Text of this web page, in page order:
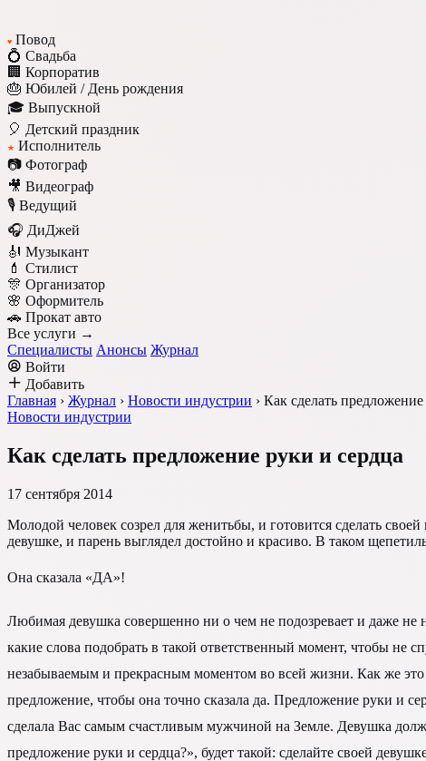
♥ Повод
💍 Свадьба
🏢 Корпоратив
🎂 Юбилей / День рождения
🎓 Выпускной
🎈 Детский праздник
★ Исполнитель
📷 Фотограф
🎥 Видеограф
🎙️ Ведущий
🎧 ДиДжей
🎻 Музыкант
💄 Стилист
🎊 Организатор
🌸 Оформитель
🚗 Прокат авто
Все услуги →
Специалисты Анонсы Журнал
Войти
Добавить
Главная › Журнал › Новости индустрии › Как сделать
Новости индустрии
Как сделать предложение руки и сердца
17 сентября 2014
Молодой человек созрел для женитьбы, и готовится сделать
девушке, и парень выглядел достойно и красиво. В таком
Она сказала «ДА»!
Любимая девушка совершенно ни о чем не подозревает и даже не
какие слова подобрать в такой ответственный момент, чтобы не
незабываемым и прекрасным моментом во всей жизни. Как же это
предложение, чтобы она точно сказала да. Предложение руки и
сделала Вас самым счастливым мужчиной на Земле. Девушка
предложение руки и сердца?», будет такой: сделайте своей